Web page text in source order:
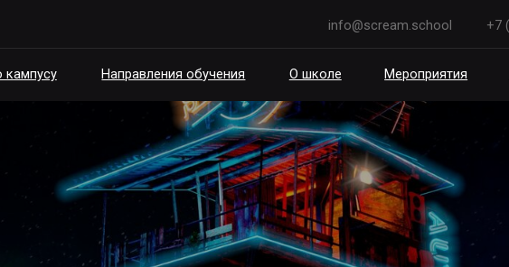
info@scream.school
Направления обучения
+7 (495) 640-30-14